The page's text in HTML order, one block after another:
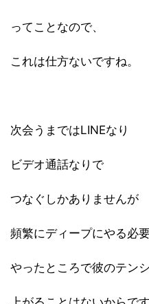
ってことなので、
これは仕方ないですね。
次会うまではLINEなり
ビデオ通話なりで
つなぐしかありませんが
頻繁にディープにやる必
やったところで彼のテン